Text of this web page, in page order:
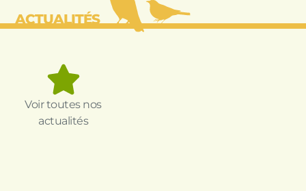
ACTUALITÉS
Voir toutes nos
actualités